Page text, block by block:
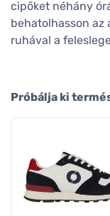
cipőket néhány
behatolhasson az
ruhával a
Próbálja ki